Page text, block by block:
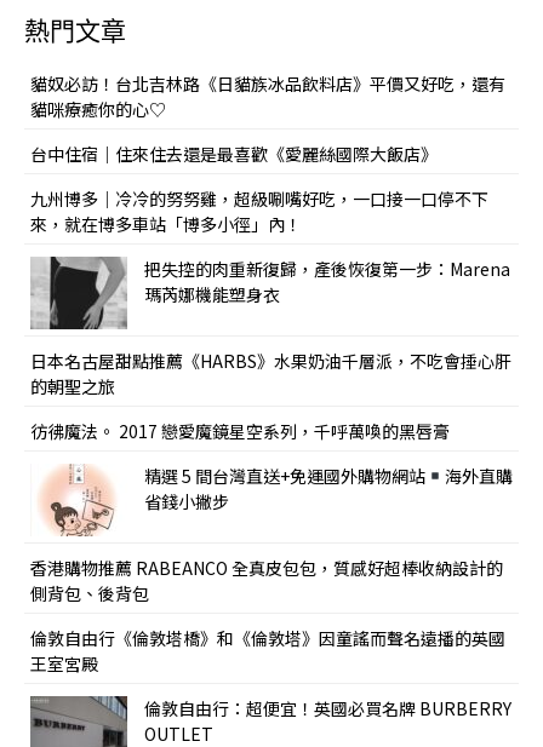
熱門文章
貓奴必訪！台北吉林路《日貓族冰品飲料店》平價又好吃，還有
貓咪療癒你的心♡
台中住宿｜住來住去還是最喜歡《愛麗絲國際大飯店》
九州博多｜冷冷的努努雞，超級唰嘴好吃，一口接一口停不下
來，就在博多車站「博多小徑」內！
把失控的肉重新復歸，產後恢復第一步：Marena
瑪芮娜機能塑身衣
日本名古屋甜點推薦《HARBS》水果奶油千層派，不吃會捶心肝
的朝聖之旅
彷彿魔法。 2017 戀愛魔鏡星空系列，千呼萬喚的黑唇膏
精選 5 間台灣直送+免運國外購物網站
海外直購
省錢小撇步
香港購物推薦 RABEANCO 全真皮包包，質感好超棒收納設計的
側背包、後背包
倫敦自由行《倫敦塔橋》和《倫敦塔》因童謠而聲名遠播的英國
王室宮殿
倫敦自由行：超便宜！英國必買名牌 BURBERRY
OUTLET